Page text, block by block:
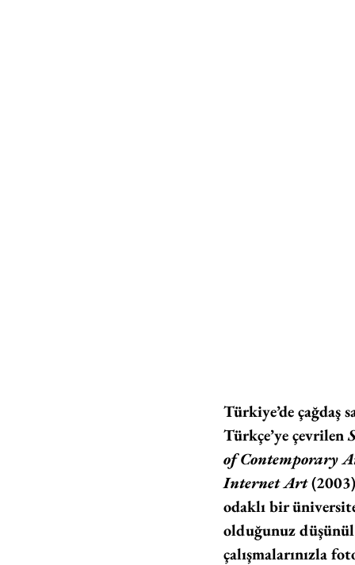
Türkiye’de çağdaş
Türkçe’ye çevrilen
of Contemporary
Internet Art (2003)
odaklı bir
olduğunuz
çalışmalarınızla